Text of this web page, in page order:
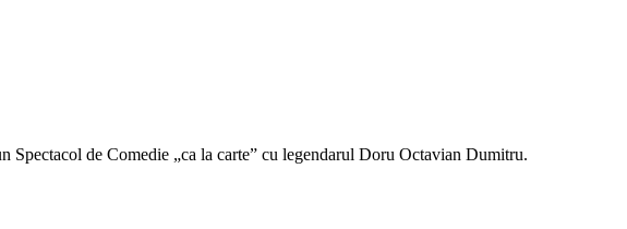
Spectacol de Comedie „ca la carte” cu legendarul Doru Octavian Dumitru.